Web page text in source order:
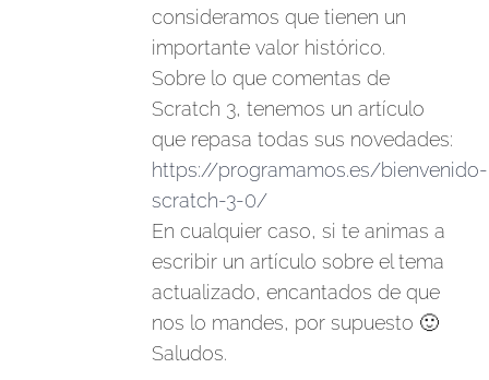
consideramos que tienen un
importante valor histórico.
Sobre lo que comentas de
Scratch 3, tenemos un artículo
que repasa todas sus novedades:
https://programamos.es/bienvenido-
scratch-3-0/
En cualquier caso, si te animas a
escribir un artículo sobre el tema
actualizado, encantados de que
nos lo mandes, por supuesto 🙂
Saludos.